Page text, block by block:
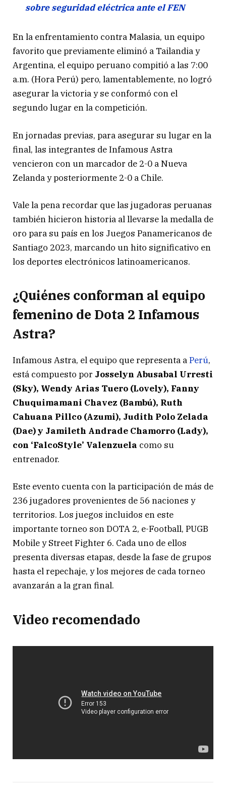
sobre seguridad eléctrica ante el FEN
En la enfrentamiento contra Malasia, un equipo
favorito que previamente eliminó a Tailandia y
Argentina, el equipo peruano compitió a las 7:00
a.m. (Hora Perú) pero, lamentablemente, no logró
asegurar la victoria y se conformó con el
segundo lugar en la competición.
En jornadas previas, para asegurar su lugar en la
final, las integrantes de Infamous Astra
vencieron con un marcador de 2-0 a Nueva
Zelanda y posteriormente 2-0 a Chile.
Vale la pena recordar que las jugadoras peruanas
también hicieron historia al llevarse la medalla de
oro para su país en los Juegos Panamericanos de
Santiago 2023, marcando un hito significativo en
los deportes electrónicos latinoamericanos.
¿Quiénes conforman al equipo
femenino de Dota 2 Infamous
Astra?
Infamous Astra, el equipo que representa aPerú,
está compuesto por Josselyn Abusabal Urresti
(Sky), Wendy Arias Tuero (Lovely), Fanny
Chuquimamani Chavez (Bambú), Ruth
Cahuana Pillco (Azumi), Judith Polo Zelada
(Dae) y Jamileth Andrade Chamorro (Lady),
con ‘FalcoStyle’ Valenzuela como su
entrenador.
Este evento cuenta con la participación de más de
236 jugadores provenientes de 56 naciones y
territorios. Los juegos incluidos en este
importante torneo son DOTA 2, e-Football, PUGB
Mobile y Street Fighter 6. Cada uno de ellos
presenta diversas etapas, desde la fase de grupos
hasta el repechaje, y los mejores de cada torneo
avanzarán a la gran final.
Video recomendado